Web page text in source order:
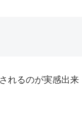
れるのが実感出来